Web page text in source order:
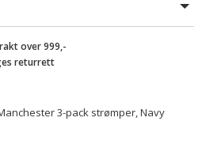
over 999,-
returrett
3-pack strømper, Navy